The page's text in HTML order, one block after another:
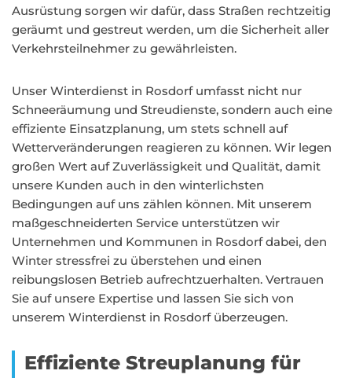
Ausrüstung sorgen wir dafür, dass Straßen rechtzeitig
geräumt und gestreut werden, um die Sicherheit aller
Verkehrsteilnehmer zu gewährleisten.
Unser Winterdienst in Rosdorf umfasst nicht nur
Schneeräumung und Streudienste, sondern auch eine
effiziente Einsatzplanung, um stets schnell auf
Wetterveränderungen reagieren zu können. Wir legen
großen Wert auf Zuverlässigkeit und Qualität, damit
unsere Kunden auch in den winterlichsten
Bedingungen auf uns zählen können. Mit unserem
maßgeschneiderten Service unterstützen wir
Unternehmen und Kommunen in Rosdorf dabei, den
Winter stressfrei zu überstehen und einen
reibungslosen Betrieb aufrechtzuerhalten. Vertrauen
Sie auf unsere Expertise und lassen Sie sich von
unserem Winterdienst in Rosdorf überzeugen.
Effiziente Streuplanung für